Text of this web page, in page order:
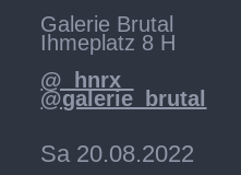
Galerie Brutal
Ihmeplatz 8 H
@_hnrx_
@galerie_brutal
Sa 20.08.2022